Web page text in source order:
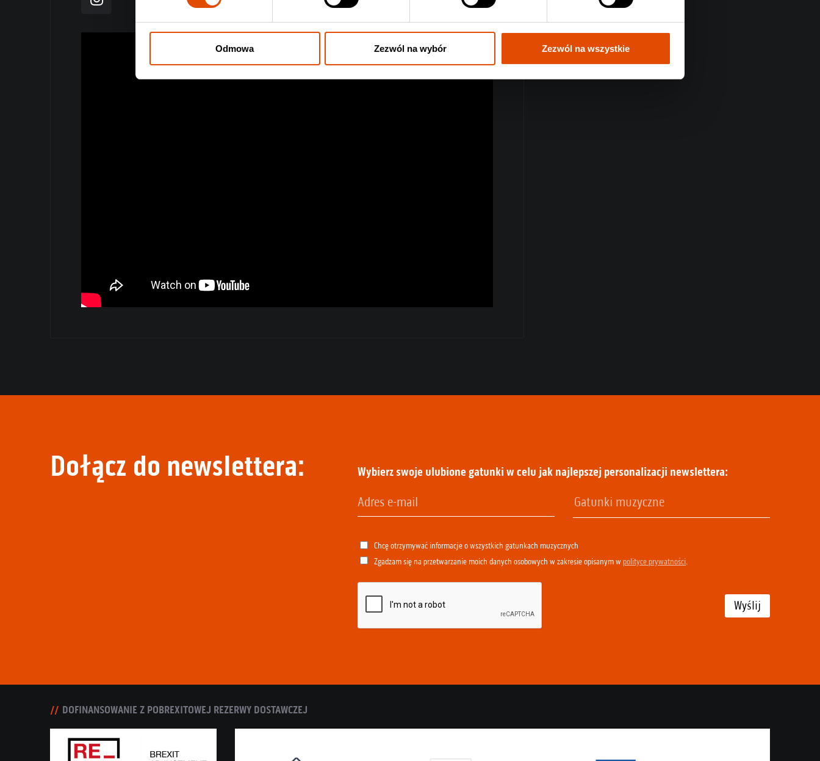
Odmowa Zezwól na wybór Zezwól na wszystkie
Dołącz do newslettera: Wybierz swoje ulubione gatunki w celu jak najlepszej personalizacji newslettera:
Chcę otrzymywać informacje o wszystkich gatunkach muzycznych
Zgadzam się na przetwarzanie moich danych osobowych w zakresie opisanym wpolityce prywatności
Wyślij
DOFINANSOWANIE Z POBREXITOWEJ REZERWY DOSTAWCZEJ